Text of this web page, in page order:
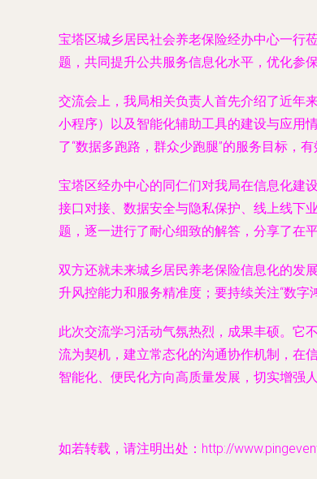
宝塔区城乡居民社会养老保险经办中心一行
题，共同提升公共服务信息化水平，优化参
交流会上，我局相关负责人首先介绍了近年
小程序）以及智能化辅助工具的建设与应用
了“数据多跑路，群众少跑腿”的服务目标，
宝塔区经办中心的同仁们对我局在信息化建
接口对接、数据安全与隐私保护、线上线下
题，逐一进行了耐心细致的解答，分享了在
双方还就未来城乡居民养老保险信息化的发
升风控能力和服务精准度；要持续关注“数
此次交流学习活动气氛热烈，成果丰硕。它
流为契机，建立常态化的沟通协作机制，在
智能化、便民化方向高质量发展，切实增强
如若转载，请注明出处：http://